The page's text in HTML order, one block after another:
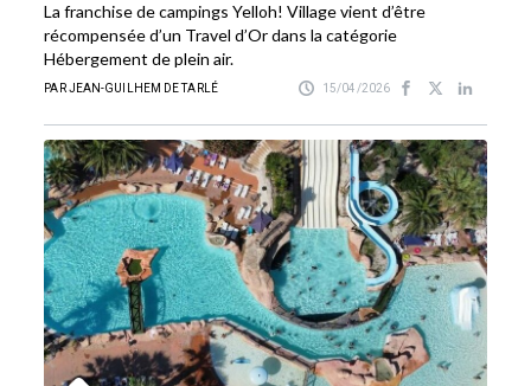
La franchise de campings Yelloh! Village vient d’être
récompensée d’un Travel d’Or dans la catégorie
Hébergement de plein air.
PAR JEAN-GUILHEM DE TARLÉ 15/04/2026